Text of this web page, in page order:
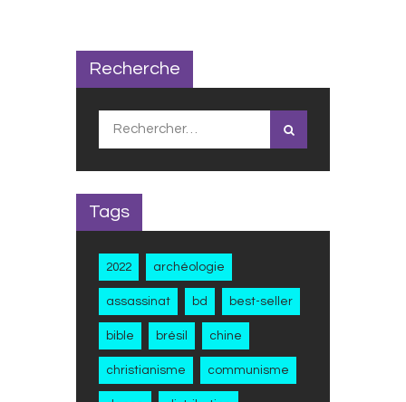
Recherche
Tags
2022 archéologie
assassinat bd best-seller
bible brésil chine
christianisme communisme